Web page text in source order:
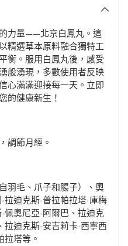
力量——北京白鳳丸。這
精選草本原料融合獨特工
衡。服用白鳳丸後，感受
般湧現，多數使用者反映
心滿滿迎接每一天。立即
的健康新生！
調節月經。
羽毛、爪子和腸子）、奧
迪克斯·普拉帕拉塔·庫梅
佩奧尼亞·阿爾巴、拉迪克
迪克斯·安吉莉卡·西寧西
拉塔等。